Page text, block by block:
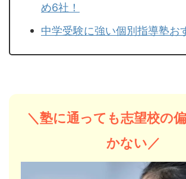
め6社！
中学受験に強い個別指導塾お
＼塾に通っても志望校の
かない／